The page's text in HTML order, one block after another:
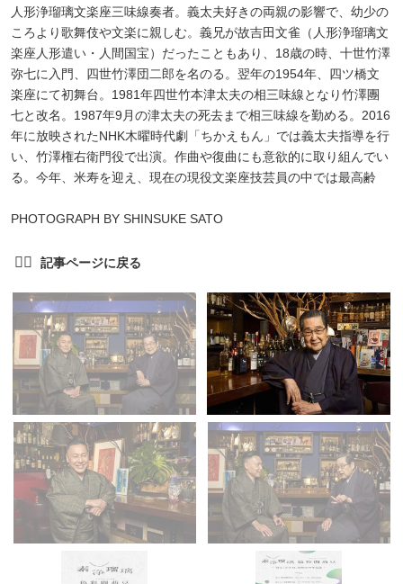
人形浄瑠璃文楽座三味線奏者。義太夫好きの両親の影響で、幼少の
ころより歌舞伎や文楽に親しむ。義兄が故吉田文雀（人形浄瑠璃文
楽座人形遣い・人間国宝）だったこともあり、18歳の時、十世竹澤
弥七に入門、四世竹澤団二郎を名のる。翌年の1954年、四ツ橋文
楽座にて初舞台。1981年四世竹本津太夫の相三味線となり竹澤團
七と改名。1987年9月の津太夫の死去まで相三味線を勤める。2016
年に放映されたNHK木曜時代劇「ちかえもん」では義太夫指導を行
い、竹澤権右衛門役で出演。作曲や復曲にも意欲的に取り組んでい
る。今年、米寿を迎え、現在の現役文楽座技芸員の中では最高齢
PHOTOGRAPH BY SHINSUKE SATO